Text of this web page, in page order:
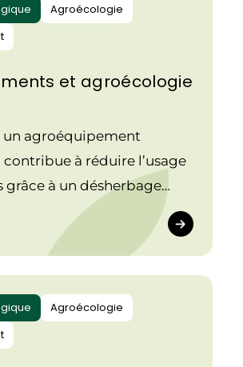
Agroécologie
et agroécologie
un agroéquipement
à réduire l’usage
grâce à un désherbage
favorisant ainsi la
Agroécologie